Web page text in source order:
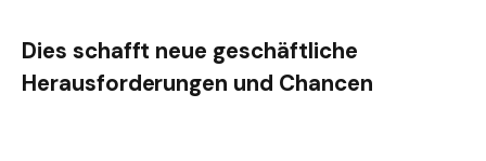
Dies schafft neue geschäftliche
Herausforderungen und Chancen